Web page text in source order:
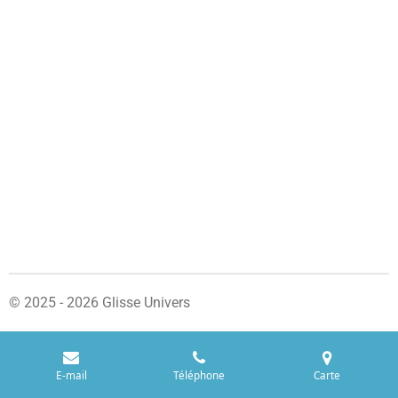
© 2025 - 2026 Glisse Univers
E-mail Téléphone Carte